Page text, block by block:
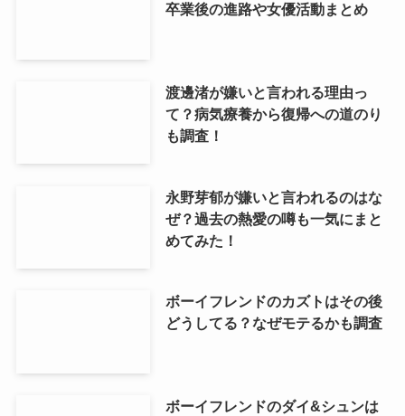
卒業後の進路や女優活動まとめ
渡邊渚が嫌いと言われる理由っ
て？病気療養から復帰への道のり
も調査！
永野芽郁が嫌いと言われるのはな
ぜ？過去の熱愛の噂も一気にまと
めてみた！
ボーイフレンドのカズトはその後
どうしてる？なぜモテるかも調査
ボーイフレンドのダイ&シュンは